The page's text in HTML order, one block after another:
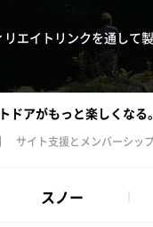
エイトリンクを通して
ドアがもっと楽しくなる。
サイト支援とメンバーシッ
スノー